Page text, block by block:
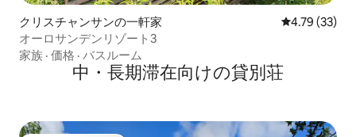
クリスチャンサンの一軒家 レビュー33
4.79 (33)
オーロサンデンリゾート3
家族 · 価格 · バスルーム
中・長期滞在向けの貸別荘